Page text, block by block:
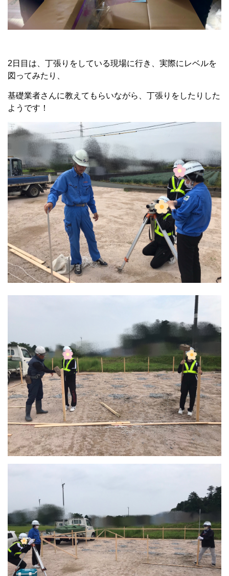
2日目は、丁張りをしている現場に行き、実際にレベルを
図ってみたり、
基礎業者さんに教えてもらいながら、丁張りをしたりした
ようです！